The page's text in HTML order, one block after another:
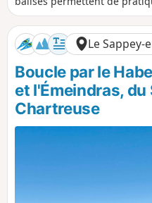
a
n
c
e
e
v
e
l
é
p
o
i
randonnée ou en raquettes.
forêt pour déboucher en
sur toute La Chartreuse.
Le Sappey-
Boucle par le
et l'Émeindras,
Chartreuse